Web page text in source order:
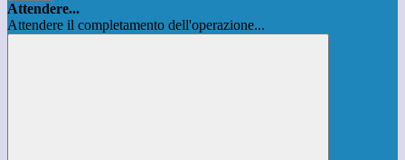
Attendere...
Attendere il completamento dell'operazione...